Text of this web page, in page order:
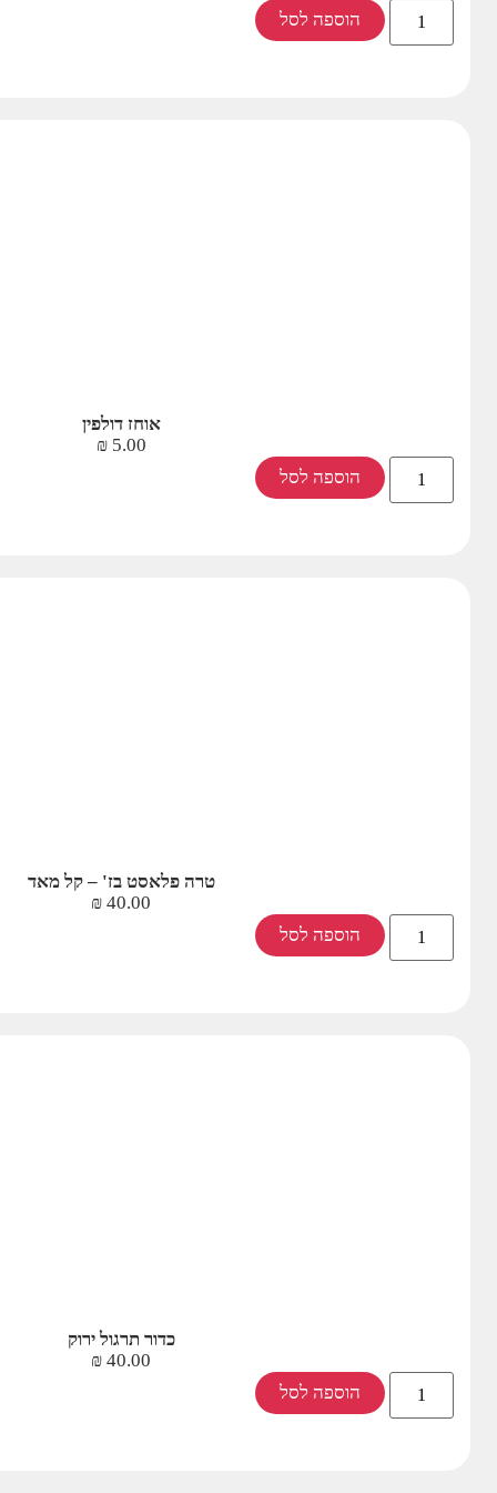
הוספה לסל
אוחז דולפין
5.00
₪
הוספה לסל
טרה פלאסט בז' – קל מאד
40.00
₪
הוספה לסל
כדור תרגול ירוק
40.00
₪
הוספה לסל